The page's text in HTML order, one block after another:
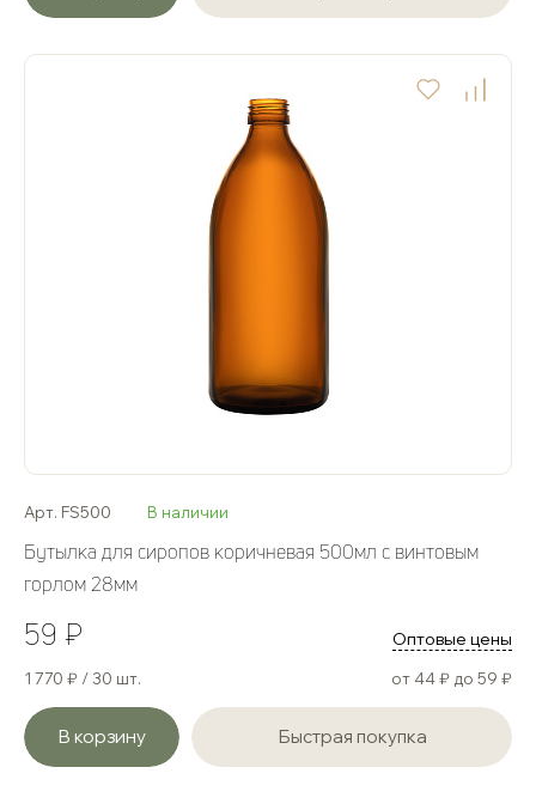
Арт. FS500 В наличии
Бутылка для сиропов коричневая 500мл с винтовым
горлом 28мм
59 ₽ Оптовые цены
1 770 ₽ / 30 шт. от 44 ₽ до 59 ₽
В корзину Быстрая покупка